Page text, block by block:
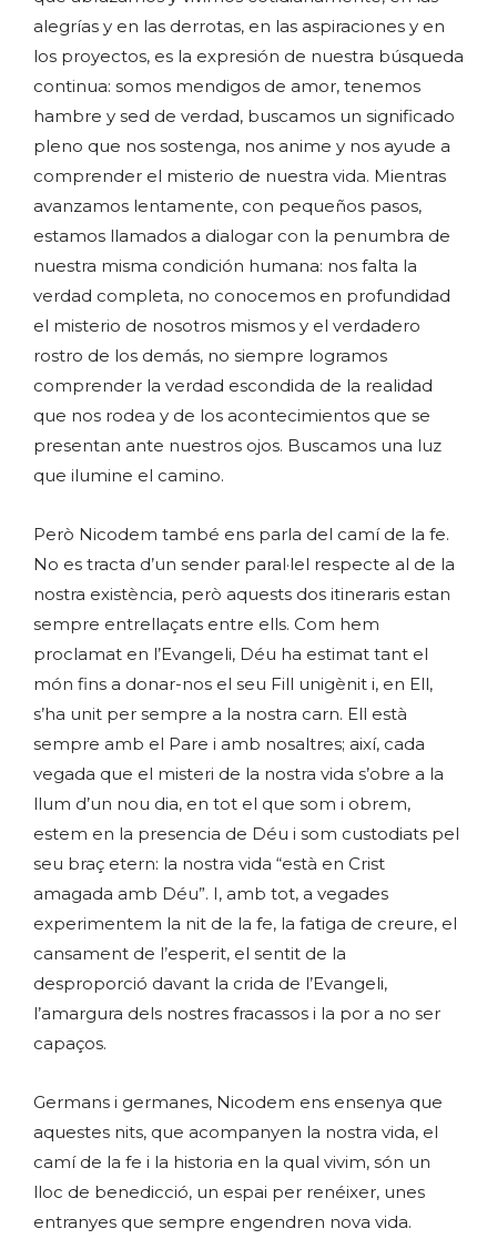
alegrías y en las derrotas, en las aspiraciones y en
los proyectos, es la expresión de nuestra búsqueda
continua: somos mendigos de amor, tenemos
hambre y sed de verdad, buscamos un significado
pleno que nos sostenga, nos anime y nos ayude a
comprender el misterio de nuestra vida. Mientras
avanzamos lentamente, con pequeños pasos,
estamos llamados a dialogar con la penumbra de
nuestra misma condición humana: nos falta la
verdad completa, no conocemos en profundidad
el misterio de nosotros mismos y el verdadero
rostro de los demás, no siempre logramos
comprender la verdad escondida de la realidad
que nos rodea y de los acontecimientos que se
presentan ante nuestros ojos. Buscamos una luz
que ilumine el camino.
Però Nicodem també ens parla del camí de la fe.
No es tracta d’un sender paral·lel respecte al de la
nostra existència, però aquests dos itineraris estan
sempre entrellaçats entre ells. Com hem
proclamat en l’Evangeli, Déu ha estimat tant el
món fins a donar-nos el seu Fill unigènit i, en Ell,
s’ha unit per sempre a la nostra carn. Ell està
sempre amb el Pare i amb nosaltres; així, cada
vegada que el misteri de la nostra vida s’obre a la
llum d’un nou dia, en tot el que som i obrem,
estem en la presencia de Déu i som custodiats pel
seu braç etern: la nostra vida “està en Crist
amagada amb Déu”. I, amb tot, a vegades
experimentem la nit de la fe, la fatiga de creure, el
cansament de l’esperit, el sentit de la
desproporció davant la crida de l’Evangeli,
l’amargura dels nostres fracassos i la por a no ser
capaços.
Germans i germanes, Nicodem ens ensenya que
aquestes nits, que acompanyen la nostra vida, el
camí de la fe i la historia en la qual vivim, són un
lloc de benedicció, un espai per renéixer, unes
entranyes que sempre engendren nova vida.